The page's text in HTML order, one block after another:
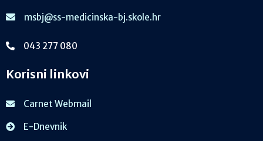
msbj@ss-medicinska-bj.skole.hr
043 277 080
Korisni linkovi
Carnet Webmail
E-Dnevnik